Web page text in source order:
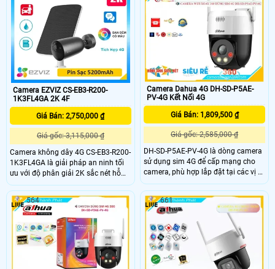
EU hỗ trợ công nghệ hồng ngoại với
khả năng nhìn đêm lên đến 30 mét.
ánh sáng trắng 20m đảm bảo quan
sát rõ ràng cả ngày lẫn đêm với
chuẩn IP67 camera còn tích hợp
tính năng phát hiện thông minh và
cảnh báo bằng còi và đèn chớp
Camera EZVIZ CS-EB3-R200-
1K3FL4GA 2K 4F
Giá Bán: 2,750,000 ₫
Giá gốc: 3,115,000 ₫
Camera không dây 4G CS-EB3-R200-
1K3FL4GA là giải pháp an ninh tối
ưu với độ phân giải 2K sắc nét hỗ
trợ nhận diện người và phương tiện
chính xác. Camera nổi bật với khả
năng đàm thoại hai chiều lưu trữ thẻ
nhớ đến 512GB và tích hợp pin sạc
cùng chuẩn IP65 chống bụi nước,
phù hợp sử dụng cả trong nhà lẫn
ngoài trời.
Camera Dahua 4G DH-SD-P5AE-
PV-4G Kết Nối 4G
Giá Bán: 1,809,500 ₫
Giá gốc: 2,585,000 ₫
DH-SD-P5AE-PV-4G là dòng camera
sử dụng sim 4G để cấp mạng cho
camera, phù hợp lắp đặt tại các vị trí
đặc thù không có internet, trang bị
ống kính 5.0MP, có thể nhìn có màu
vào ban đêm, trang bị micro và loa
giúp đàm thoại 2 chiều, có nhiều
tính năng AI được trang bị
564 661